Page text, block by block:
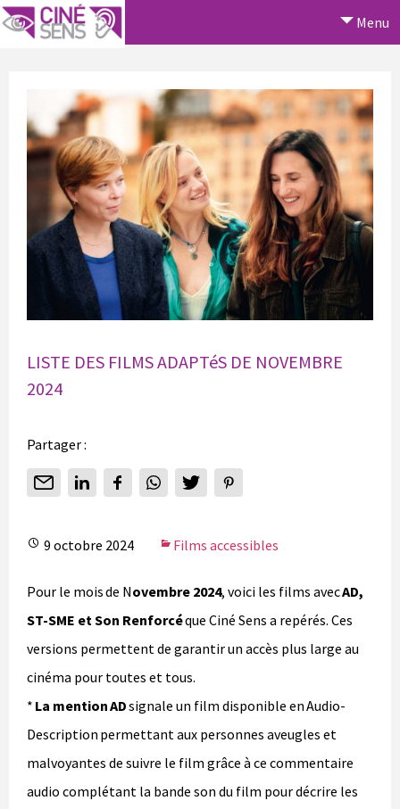
Menu
LISTE DES FILMS ADAPTéS DE NOVEMBRE
2024
Partager :
9 octobre 2024 Films accessibles
Pour le mois de Novembre 2024, voici les films avecAD,
ST-SME et Son Renforcéque Ciné Sens a repérés. Ces
versions permettent de garantir un accès plus large au
cinéma pour toutes et tous.
* La mention ADsignale un film disponible en Audio-
Description permettant aux personnes aveugles et
malvoyantes de suivre le film grâce à ce commentaire
audio complétant la bande son du film pour décrire les